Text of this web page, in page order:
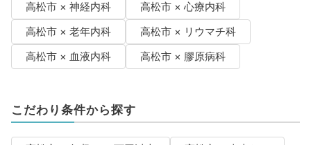
高松市 × 神経内科
高松市 × 心療内科
高松市 × 老年内科
高松市 × リウマチ科
高松市 × 血液内科
高松市 × 膠原病科
こだわり条件から探す